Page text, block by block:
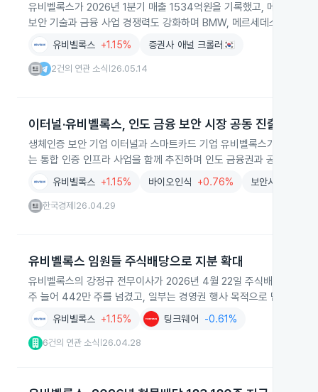
유비벨록스가 2026년 1분기 매출 1534억원을 기록했고, 메탈카드
보안 기술과 금융 사업 경쟁력도 강화하며 BMW, 메르세데스-벤츠와
유비벨록스 +1.15% 증권사 애널 크롤러🇰🇷
2건의 연관 소식 26.05.14
이터널·유비벨록스, 인도 금융 보안 시장 공동 진출
생체인증 보안 기업 이터널과 스마트카드 기업 유비벨록스가 인도 금
는 통합 인증 인프라 사업을 함께 추진하며 인도 금융권과 공공기관
유비벨록스 +1.15% 바이오인식 +0.76% 보안서비스
한국경제 26.04.29
유비벨록스 임원들 주식배당으로 지분 확대
유비벨록스의 강정규 전무이사가 2026년 4월 22일 주식배당으로
주 늘어 442만 주를 넘겼고, 일부는 경영권 행사 목적으로 담보 설정
유비벨록스 +1.15% 팅크웨어 -0.61%
6건의 연관 소식 26.04.28